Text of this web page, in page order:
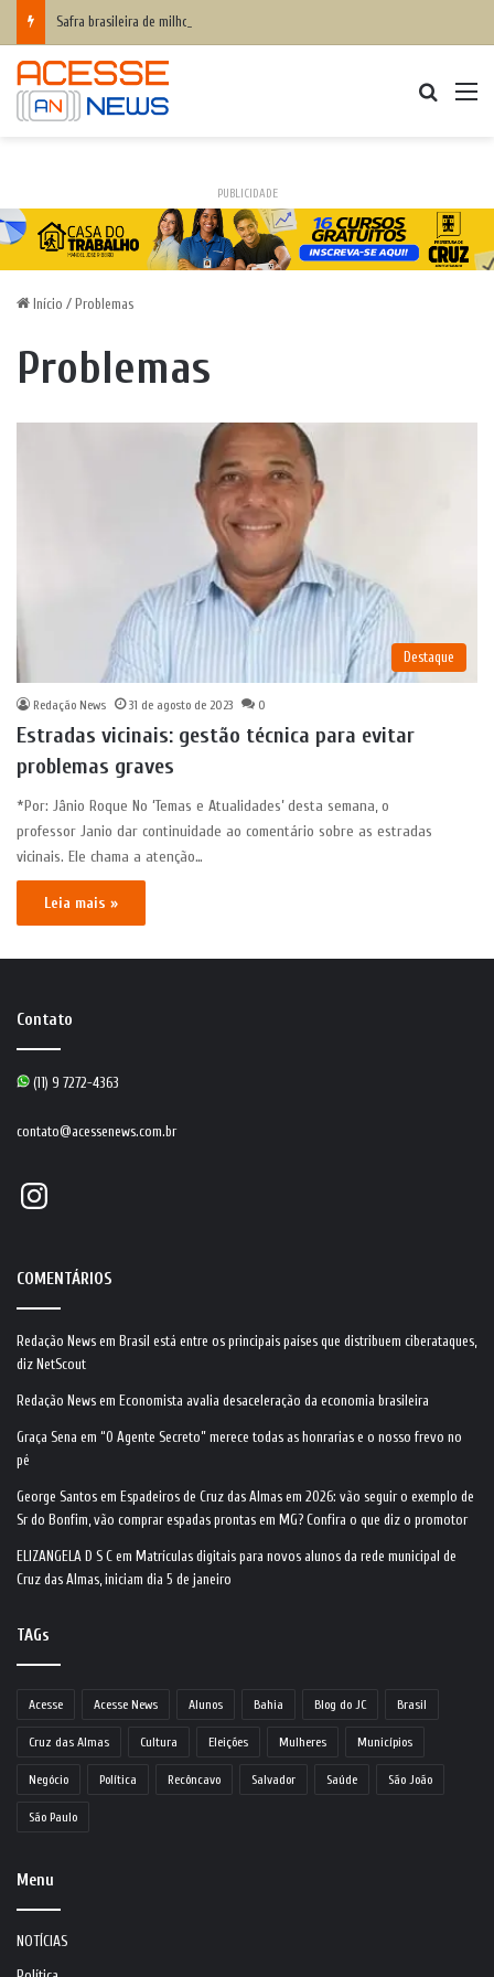
Safra brasileira de milho pode superar 140 milhões de toneladas
PUBLICIDADE
Início / Problemas
Problemas
Destaque
Redação News 31 de agosto de 2023 0
Estradas vicinais: gestão técnica para evitar
problemas graves
*Por: Jânio Roque No ‘Temas e Atualidades’ desta semana, o
professor Janio dar continuidade ao comentário sobre as estradas
vicinais. Ele chama a atenção…
Leia mais »
Contato
(11) 9 7272-4363
contato@acessenews.com.br
Instagram
COMENTÁRIOS
Redação News em Brasil está entre os principais países que distribuem ciberataques,
diz NetScout
Redação News em Economista avalia desaceleração da economia brasileira
Graça Sena em “O Agente Secreto” merece todas as honrarias e o nosso frevo no
pé
George Santos em Espadeiros de Cruz das Almas em 2026: vão seguir o exemplo de
Sr do Bonfim, vão comprar espadas prontas em MG? Confira o que diz o promotor
ELIZANGELA D S C em Matrículas digitais para novos alunos da rede municipal de
Cruz das Almas, iniciam dia 5 de janeiro
TAGs
Acesse Acesse News Alunos Bahia Blog do JC Brasil
Cruz das Almas Cultura Eleições Mulheres Municípios
Negócio Política Recôncavo Salvador Saúde São João
São Paulo
Menu
NOTÍCIAS